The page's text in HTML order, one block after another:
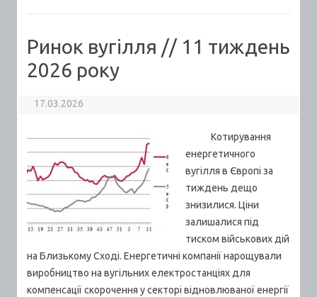
Ринок вугілля // 11 тиждень
2026 року
17.03.2026
Котирування
енергетичного
вугілля в Європі за
тиждень дещо
знизилися. Ціни
залишалися під
тиском військових дій
на Близькому Сході. Енергетичні компанії нарощували
виробництво на вугільних електростанціях для
компенсації скорочення у секторі відновлюваної енергії